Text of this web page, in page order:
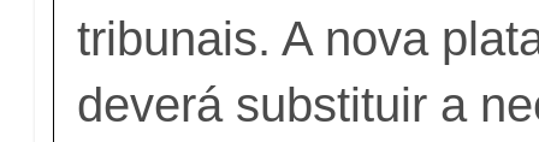
tribunais. A nova
deverá substituir a